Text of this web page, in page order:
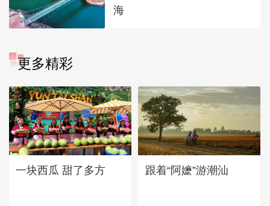
海
更多精彩
一块西瓜 甜了多方 跟着“阿嬷”游潮汕